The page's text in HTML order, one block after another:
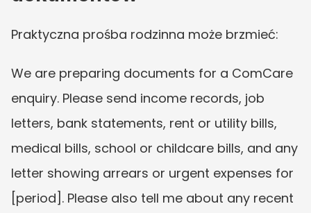
Praktyczna prośba rodzinna może brzmieć:
We are preparing documents for a ComCare
enquiry. Please send income records, job
letters, bank statements, rent or utility bills,
medical bills, school or childcare bills, and any
letter showing arrears or urgent expenses for
[period]. Please also tell me about any recent